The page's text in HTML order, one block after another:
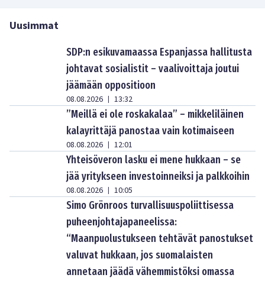
Uusimmat
SDP:n esikuvamaassa Espanjassa hallitusta
johtavat sosialistit – vaalivoittaja joutui
jäämään oppositioon
08.08.2026 | 13:32
”Meillä ei ole roskakalaa” – mikkeliläinen
kalayrittäjä panostaa vain kotimaiseen
08.08.2026 | 12:01
Yhteisöveron lasku ei mene hukkaan – se
jää yritykseen investoinneiksi ja palkkoihin
08.08.2026 | 10:05
Simo Grönroos turvallisuuspoliittisessa
puheenjohtajapaneelissa:
“Maanpuolustukseen tehtävät panostukset
valuvat hukkaan, jos suomalaisten
annetaan jäädä vähemmistöksi omassa